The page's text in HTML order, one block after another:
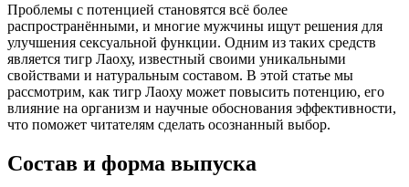
Проблемы с потенцией становятся всё более
распространёнными, и многие мужчины ищут решения для
улучшения сексуальной функции. Одним из таких средств
является тигр Лаоху, известный своими уникальными
свойствами и натуральным составом. В этой статье мы
рассмотрим, как тигр Лаоху может повысить потенцию, его
влияние на организм и научные обоснования эффективности,
что поможет читателям сделать осознанный выбор.
Состав и форма выпуска